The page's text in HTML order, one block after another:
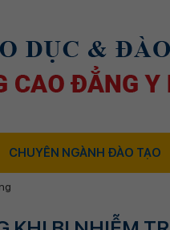
CHUYÊN NGÀNH ĐÀO TẠO